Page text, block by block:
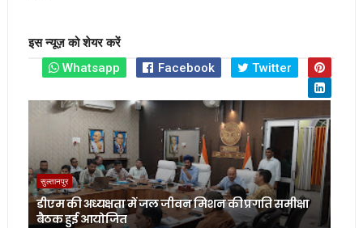
इस न्यूज़ को शेयर करें
Whatsapp
Facebook Twitter
सुल्तानपुर
डीएम की अध्यक्षता में जल जीवन मिशन की प्रगति समीक्षा
बैठक हुई आयोजित